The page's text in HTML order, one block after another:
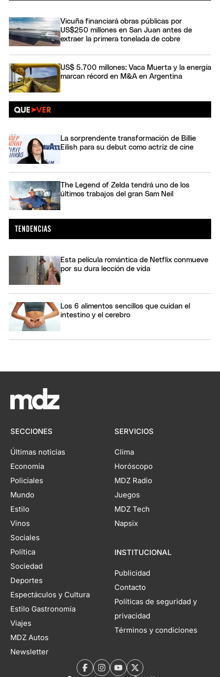
Vicuña financiará obras públicas por
US$250 millones en San Juan antes de
extraer la primera tonelada de cobre
US$ 5.700 millones: Vaca Muerta y la energía
marcan récord en M&A en Argentina
La sorprendente transformación de Billie
Eilish para su debut como actriz de cine
The Legend of Zelda tendrá uno de los
últimos trabajos del gran Sam Neil
Esta película romántica de Netflix conmueve
por su dura lección de vida
Los 6 alimentos sencillos que cuidan el
intestino y el cerebro
SECCIONES
Últimas noticias
Economía
Policiales
Mundo
Estilo
Vinos
Sociales
Política
Sociedad
Deportes
Espectáculos y Cultura
Estilo Gastronomía
Viajes
MDZ Autos
Newsletter
SERVICIOS
Clima
Horóscopo
MDZ Radio
Juegos
MDZ Tech
Napsix
INSTITUCIONAL
Publicidad
Contacto
Políticas de seguridad y
privacidad
Términos y condiciones